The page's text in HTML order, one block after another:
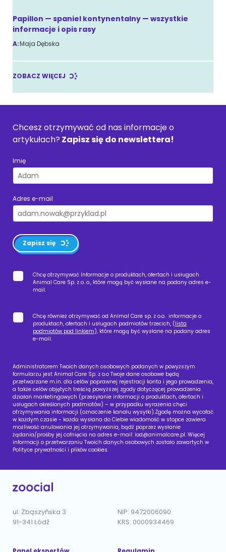
Papillon — spaniel kontynentalny — wszystkie
informacje i opis rasy
A:Maja Dębska
ZOBACZ WIĘCEJ
Chcesz otrzymywać od nas informacje o
artykułach? Zapisz się do newslettera!
Imię
Adres e-mail
Zapisz się
Chcę otrzymywać Informacje o produktach, ofertach i usługach
Animal Care Sp. z o. o., które mogą być wysłane na podany adres e-
mail.
Chcę również otrzymywać od Animal Care sp. z o.o. informacje o
produktach, ofertach i usługach podmiotów trzecich, (lista
podmiotów pod linkiem), które mogą być wysłane na podany adres
e-mail.
Administratorem Twoich danych osobowych podanych w powyższym
formularzu jest Animal Care Sp. z o.o Twoje dane osobowe będą
przetwarzane m.in. dla celów poprawnej rejestracji konta i jego prowadzenia,
a także celów objętych treścią powyższej zgody dotyczącej prowadzenia
działań marketingowych (przesyłanie informacji o produktach, ofertach i
usługach określonych podmiotów) – w przypadku wyrażenia chęci
otrzymywania informacji (oznaczenie kanału wysyłki).Zgodę można wycofać
w każdym czasie - każda wysłana do Ciebie wiadomość w stopce zawiera
możliwość anulowania jej otrzymywania, bądź poprzez wysłanie
żądania/prośby jej cofnięcia na adres e-mail: iod@animalcare.pl. Więcej
informacji o przetwarzaniu Twoich danych osobowych zostało zawartych w
Polityce prywatności i plików cookies.
ul. Zbąszyńska 3
91-341 Łódź
NIP: 9472006090
KRS: 0000934469